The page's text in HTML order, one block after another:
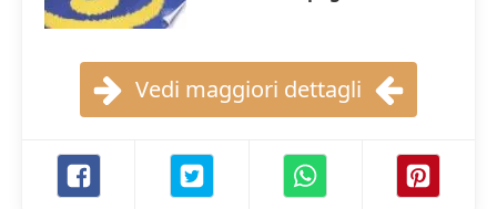
Vedi maggiori dettagli